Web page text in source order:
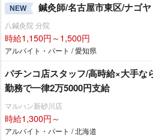
NEW 鍼灸師/名古屋市東区/ナゴ
八鍼灸院 分院
時給1,150円～1,500円
アルバイト・パート / 愛知県
パチンコ店スタッフ/高時給×大手な
勤務で一律2万5000円支給
マルハン新砂川店
時給1,300円～
アルバイト・パート / 北海道